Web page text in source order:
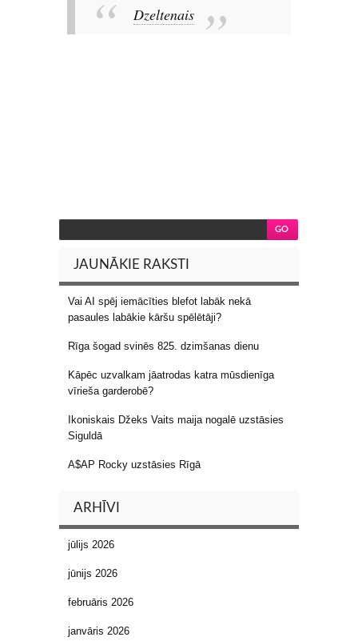
Dzeltenais
JAUNĀKIE RAKSTI
Vai AI spēj iemācīties blefot labāk nekā
pasaules labākie kāršu spēlētāji?
Rīga šogad svinēs 825. dzimšanas dienu
Kāpēc uzvalkam jāatrodas katra mūsdienīga
vīrieša garderobē?
Ikoniskais Džeks Vaits maija nogalē uzstāsies
Siguldā
A$AP Rocky uzstāsies Rīgā
ARHĪVI
jūlijs 2026
jūnijs 2026
februāris 2026
janvāris 2026